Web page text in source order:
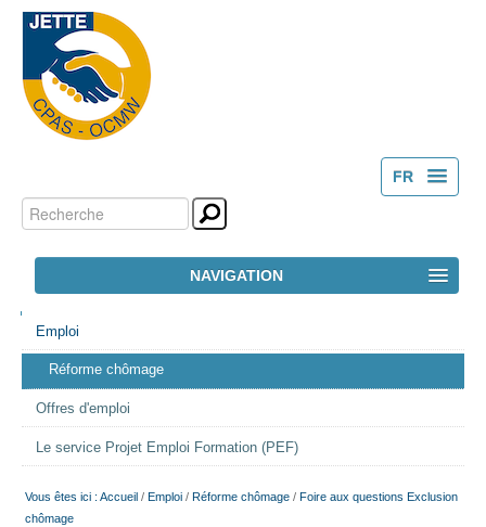
FR
Outils
personnels
Chercher par
Recherche
NAVIGATION
LE CPAS
ACTION SOCIALE
EMPLOI
NAVIGATION
Emploi
Réforme chômage
Offres d'emploi
Le service Projet Emploi Formation (PEF)
Vous êtes ici : Accueil / Emploi / Réforme chômage / Foire aux questions Exclusion
chômage